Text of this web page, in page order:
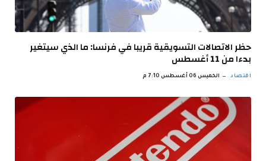
حظر الاتصالات التسويقية قريبا في فرنسا: ما الذي سيتغير
بدءا من 11 أغسطس
اقتصاد الخميس 06 أغسطس 7:10 م